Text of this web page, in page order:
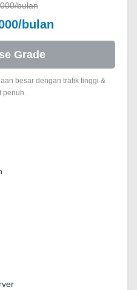
bulan
bulan
Grade
besar dengan trafik tinggi &
penuh.